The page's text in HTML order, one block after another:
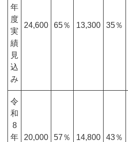
年
度
実
績
見
込
み
24,600 65％ 13,300 35％
令
和
8
年
20,000 57％ 14,800 43％